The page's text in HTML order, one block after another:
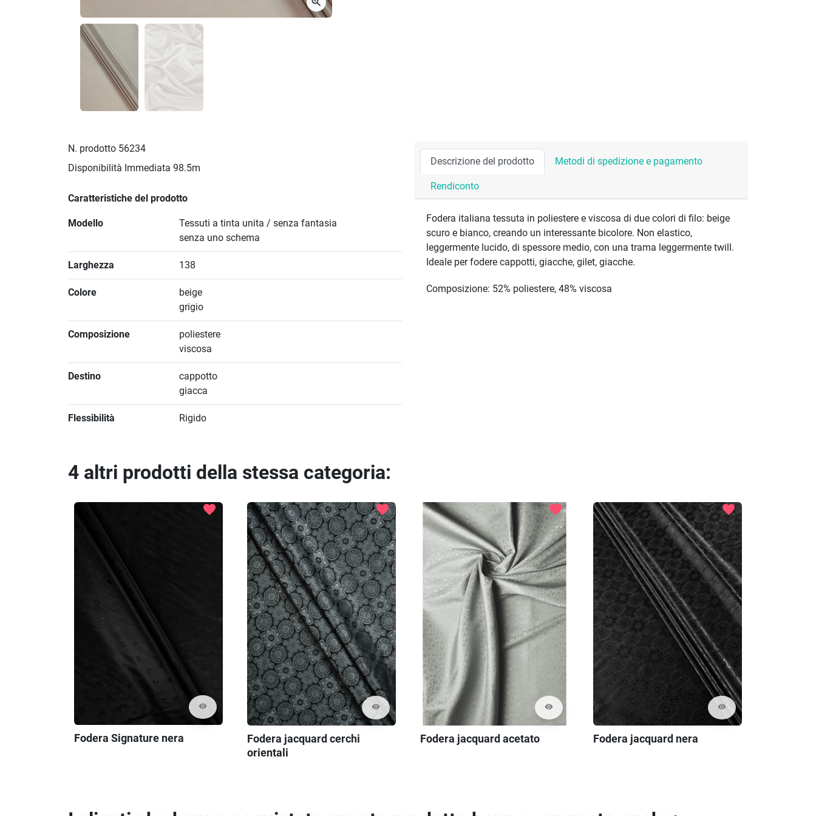
N. prodotto 56234
Disponibilità Immediata 98.5m
Caratteristiche del prodotto
Modello
Tessuti a tinta unita / senza fantasia
senza uno schema
Larghezza 138
Colore
beige
grigio
Composizione
poliestere
viscosa
Destino
cappotto
giacca
Flessibilità Rigido
Descrizione del prodotto Metodi di spedizione e pagamento
Rendiconto
Fodera italiana tessuta in poliestere e viscosa di due colori di filo: beige
scuro e bianco, creando un interessante bicolore. Non elastico,
leggermente lucido, di spessore medio, con una trama leggermente twill.
Ideale per fodere cappotti, giacche, gilet, giacche.
Composizione: 52% poliestere, 48% viscosa
4 altri prodotti della stessa categoria:
visibility
favorite
Fodera Signature nera
visibility
favorite
Fodera jacquard cerchi
orientali
visibility
favorite
Fodera jacquard acetato
visibility
favorite
Fodera jacquard nera